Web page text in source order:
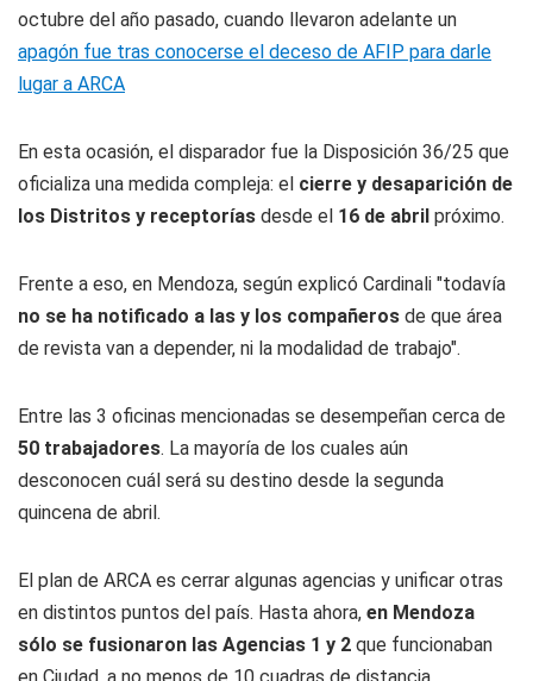
octubre del año pasado, cuando llevaron adelante un
apagón fue tras conocerse el deceso de AFIP para darle
lugar a ARCA
En esta ocasión, el disparador fue la Disposición 36/25 que
oficializa una medida compleja: el cierre y desaparición de
los Distritos y receptorías desde el 16 de abril próximo.
Frente a eso, en Mendoza, según explicó Cardinali "todavía
no se ha notificado a las y los compañeros de que área
de revista van a depender, ni la modalidad de trabajo".
Entre las 3 oficinas mencionadas se desempeñan cerca de
50 trabajadores. La mayoría de los cuales aún
desconocen cuál será su destino desde la segunda
quincena de abril.
El plan de ARCA es cerrar algunas agencias y unificar otras
en distintos puntos del país. Hasta ahora, en Mendoza
sólo se fusionaron las Agencias 1 y 2 que funcionaban